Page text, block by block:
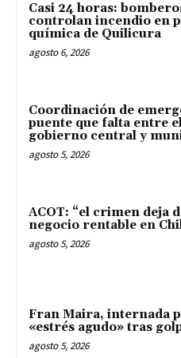
Casi 24 horas:
controlan incendio en
química de Quilicura
agosto 6, 2026
Coordinación de
puente que falta entre
gobierno central y
agosto 5, 2026
ACOT: “el crimen deja
negocio rentable en
agosto 5, 2026
Fran Maira, internada
«estrés agudo» tras
agosto 5, 2026